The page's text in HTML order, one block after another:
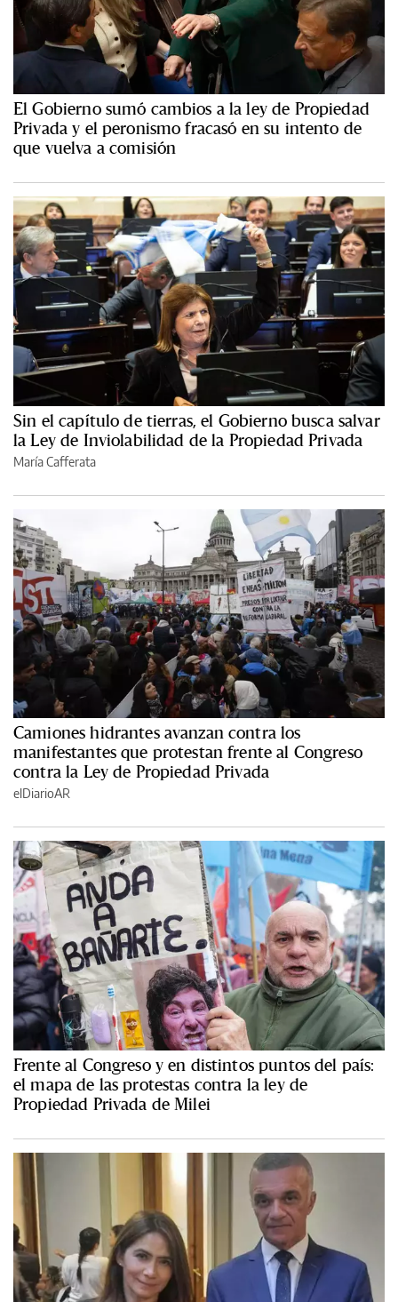
El Gobierno sumó cambios a la ley de Propiedad
Privada y el peronismo fracasó en su intento de
que vuelva a comisión
Sin el capítulo de tierras, el Gobierno busca salvar
la Ley de Inviolabilidad de la Propiedad Privada
María Cafferata
Camiones hidrantes avanzan contra los
manifestantes que protestan frente al Congreso
contra la Ley de Propiedad Privada
elDiarioAR
Frente al Congreso y en distintos puntos del país:
el mapa de las protestas contra la ley de
Propiedad Privada de Milei